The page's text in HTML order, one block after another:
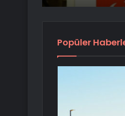
Popüler